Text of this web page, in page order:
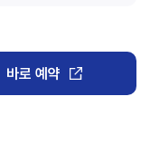
바로 예약